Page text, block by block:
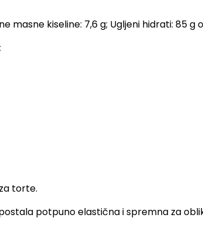
masne kiseline: 7,6 g; Ugljeni hidrati: 85 g
torte.
potpuno elastična i spremna za